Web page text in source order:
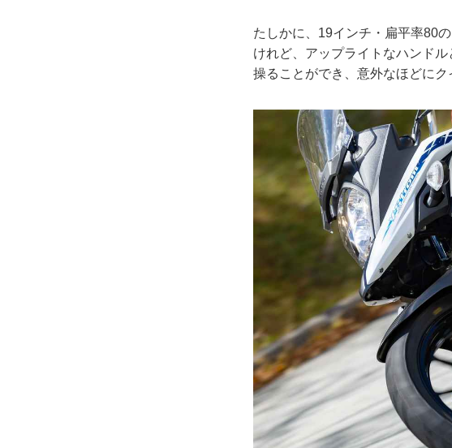
たしかに、19インチ・扁平率80
けれど、アップライトなハンド
操ることができ、意外なほどにク